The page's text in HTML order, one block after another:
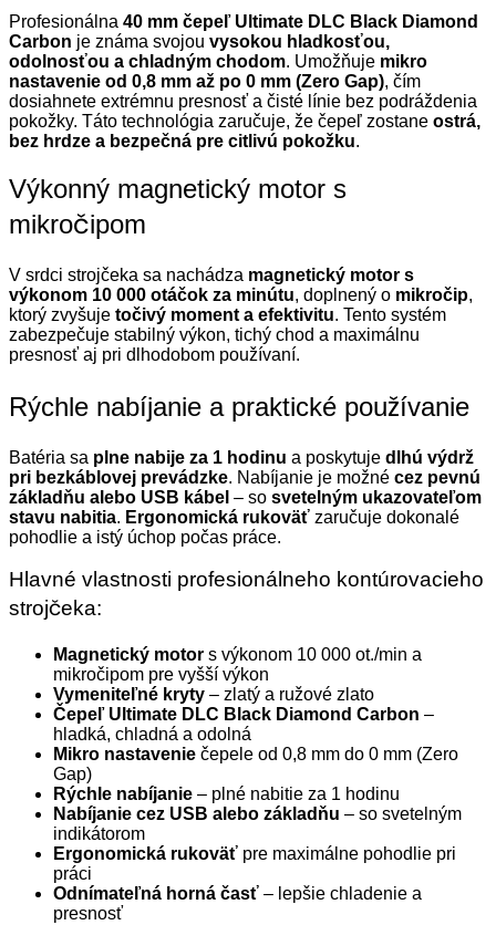
Profesionálna 40 mm čepeľ Ultimate DLC Black Diamond
Carbon je známa svojou vysokou hladkosťou,
odolnosťou a chladným chodom. Umožňuje mikro
nastavenie od 0,8 mm až po 0 mm (Zero Gap), čím
dosiahnete extrémnu presnosť a čisté línie bez podráždenia
pokožky. Táto technológia zaručuje, že čepeľ zostane ostrá,
bez hrdze a bezpečná pre citlivú pokožku.
Výkonný magnetický motor s
mikročipom
V srdci strojčeka sa nachádza magnetický motor s
výkonom 10 000 otáčok za minútu, doplnený o mikročip,
ktorý zvyšuje točivý moment a efektivitu. Tento systém
zabezpečuje stabilný výkon, tichý chod a maximálnu
presnosť aj pri dlhodobom používaní.
Rýchle nabíjanie a praktické používanie
Batéria sa plne nabije za 1 hodinu a poskytuje dlhú výdrž
pri bezkáblovej prevádzke. Nabíjanie je možné cez pevnú
základňu alebo USB kábel – so svetelným ukazovateľom
stavu nabitia. Ergonomická rukoväť zaručuje dokonalé
pohodlie a istý úchop počas práce.
Hlavné vlastnosti profesionálneho kontúrovacieho
strojčeka:
Magnetický motor s výkonom 10 000 ot./min a
mikročipom pre vyšší výkon
Vymeniteľné kryty – zlatý a ružové zlato
Čepeľ Ultimate DLC Black Diamond Carbon –
hladká, chladná a odolná
Mikro nastavenie čepele od 0,8 mm do 0 mm (Zero
Gap)
Rýchle nabíjanie – plné nabitie za 1 hodinu
Nabíjanie cez USB alebo základňu – so svetelným
indikátorom
Ergonomická rukoväť pre maximálne pohodlie pri
práci
Odnímateľná horná časť – lepšie chladenie a
presnosť